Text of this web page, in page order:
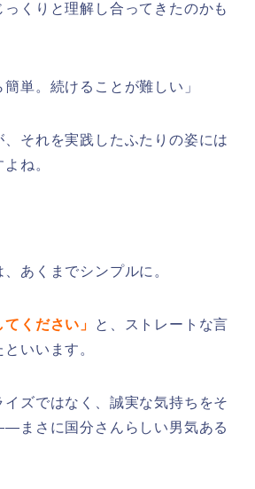
くりと理解し合ってきたのかも
簡単。続けることが難しい」
、それを実践したふたりの姿には
ね。
あくまでシンプルに。
てください」
と、ストレートな言
いいます。
ズではなく、誠実な気持ちをそ
まさに国分さんらしい男気ある